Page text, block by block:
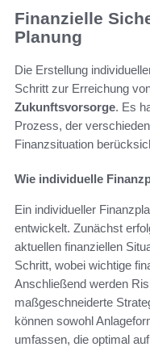
Finanzielle
Planung
Die Erstellung
Schritt zur Erreichung
Zukunftsvorsorge. Es
Prozess, der
Finanzsituation
Wie individuelle
Ein individueller
entwickelt. Zunächst
aktuellen finanziellen
Schritt, wobei wichtige
Anschließend werden
maßgeschneiderte
können sowohl
umfassen, die optimal